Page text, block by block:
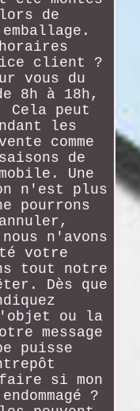
lors de
client ?
vous du
8h à 18h,
peut
les
comme
de
Une
n'est plus
pourrons
n'avons
votre
tout notre
Dès que
ou la
message
puisse
faire si mon
?